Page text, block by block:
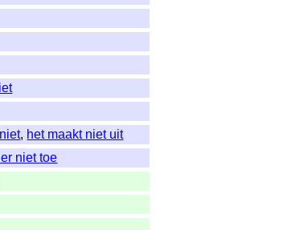
, het maakt niet uit
niet toe